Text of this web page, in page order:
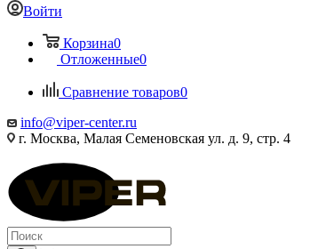
Войти
Корзина0
Отложенные0
Сравнение товаров0
info@viper-center.ru
г. Москва, Малая Семеновская ул. д. 9, стр. 4